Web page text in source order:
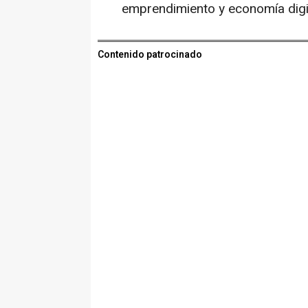
emprendimiento y economía
Contenido patrocinado